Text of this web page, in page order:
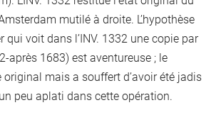
mutilé à droite. L’hypothèse
qui voit dans l’INV. 1332 une copie par
après 1683) est aventureuse ; le
original mais a souffert d’avoir été jadis
peu aplati dans cette opération.